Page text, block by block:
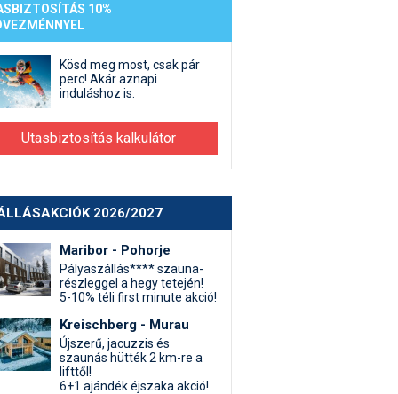
10%
Kösd meg most, csak pár
perc! Akár aznapi
induláshoz is.
Utasbiztosítás kalkulátor
2026/2027
Maribor - Pohorje
Pályaszállás**** szauna-
részleggel a hegy tetején!
5-10% téli first minute akció!
Kreischberg - Murau
Újszerű, jacuzzis és
szaunás hütték 2 km-re a
lifttől!
6+1 ajándék éjszaka akció!